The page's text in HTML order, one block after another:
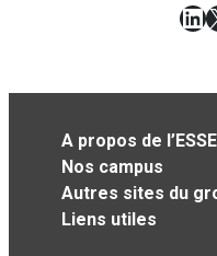
A propos de
Nos campus
Autres sites du
Liens utiles